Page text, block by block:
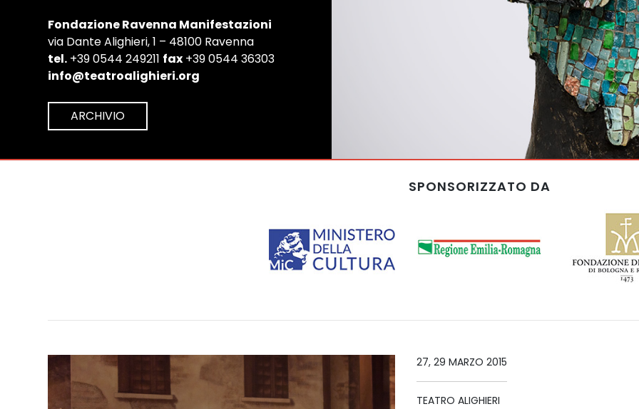
Fondazione Ravenna Manifestazioni
via Dante Alighieri, 1 – 48100 Ravenna
tel. +39 0544 249211 fax +39 0544 36303
info@teatroalighieri.org
ARCHIVIO
SPONSORIZZATO DA
27, 29 MARZO 2015
TEATRO ALIGHIERI